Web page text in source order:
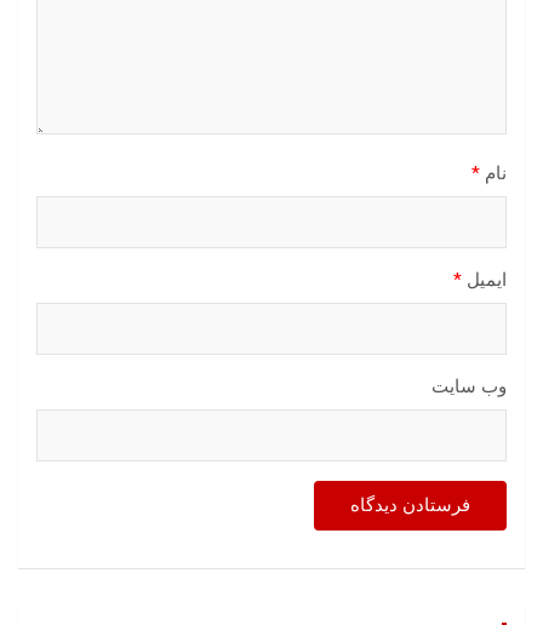
نام *
ایمیل *
وب‌ سایت